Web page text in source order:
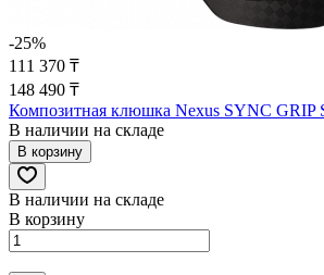
-25%
111 370 ₸
148 490 ₸
Композитная клюшка Nexus SYNC GRIP
В наличии на складе
В корзину
В наличии на складе
В корзину